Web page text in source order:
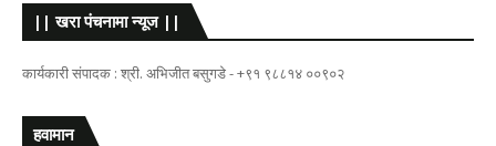
|| खरा पंचनामा न्यूज ||
कार्यकारी संपादक : श्री. अभिजीत बसुगडे - +९१ ९८८१४ ००९०२
हवामान